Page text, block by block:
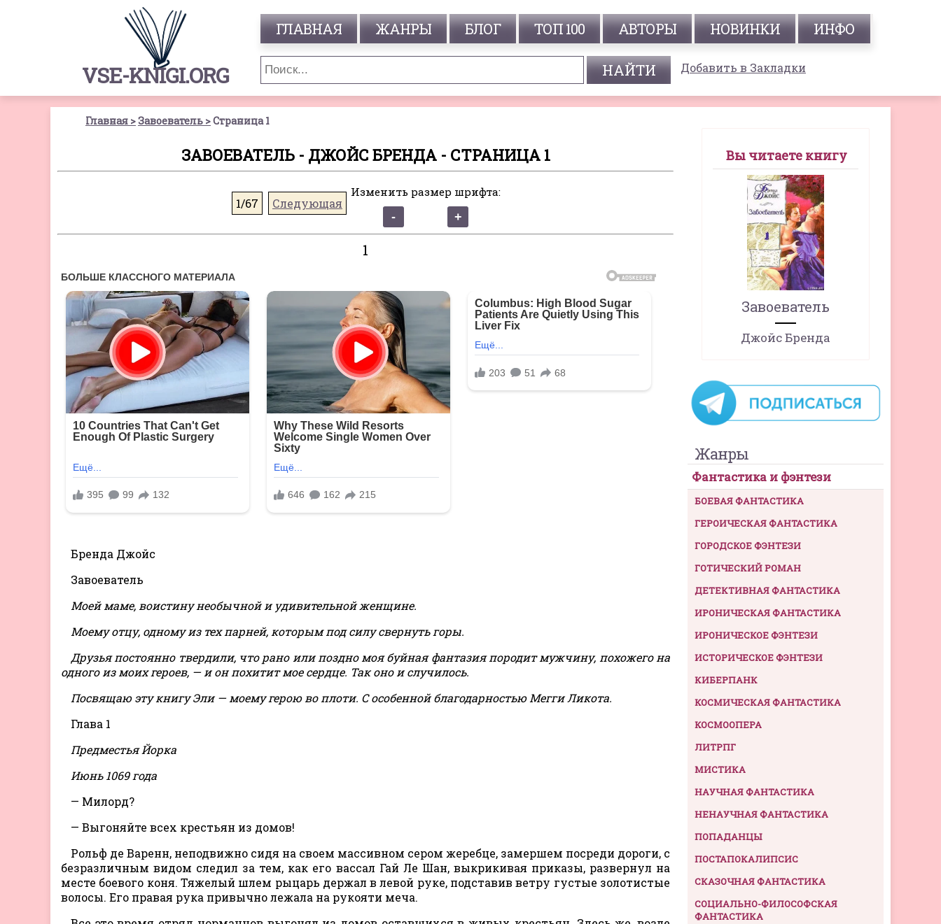
VSE-KNIGI.ORG
ГЛАВНАЯ ЖАНРЫ БЛОГ ТОП 100 АВТОРЫ НОВИНКИ ИНФО
Добавить в Закладки
Главная Завоеватель Страница 1
ЗАВОЕВАТЕЛЬ - ДЖОЙС БРЕНДА - СТРАНИЦА 1
1/67 Следующая
Изменить размер шрифта:
1
Бренда Джойс
Завоеватель
Моей маме, воистину необычной и удивительной женщине.
Моему отцу, одному из тех парней, которым под силу свернуть горы.
Друзья постоянно твердили, что рано или поздно моя буйная фантазия породит мужчину, похожего на
одного из моих героев, — и он похитит мое сердце. Так оно и случилось.
Посвящаю эту книгу Эли — моему герою во плоти. С особенной благодарностью Мегги Ликота.
Глава 1
Предместья Йорка
Июнь 1069 года
— Милорд?
— Выгоняйте всех крестьян из домов!
Рольф де Варенн, неподвижно сидя на своем массивном сером жеребце, замершем посреди дороги, с
безразличным видом следил за тем, как его вассал Гай Ле Шан, выкрикивая приказы, развернул на
месте боевого коня. Тяжелый шлем рыцарь держал в левой руке, подставив ветру густые золотистые
волосы. Его правая рука привычно лежала на рукояти меча.
Вы читаете книгу
Завоеватель
Джойс Бренда
Жанры
Фантастика и фэнтези
БОЕВАЯ ФАНТАСТИКА
ГЕРОИЧЕСКАЯ ФАНТАСТИКА
ГОРОДСКОЕ ФЭНТЕЗИ
ГОТИЧЕСКИЙ РОМАН
ДЕТЕКТИВНАЯ ФАНТАСТИКА
ИРОНИЧЕСКАЯ ФАНТАСТИКА
ИРОНИЧЕСКОЕ ФЭНТЕЗИ
ИСТОРИЧЕСКОЕ ФЭНТЕЗИ
КИБЕРПАНК
КОСМИЧЕСКАЯ ФАНТАСТИКА
КОСМООПЕРА
ЛИТРПГ
МИСТИКА
НАУЧНАЯ ФАНТАСТИКА
НЕНАУЧНАЯ ФАНТАСТИКА
ПОПАДАНЦЫ
ПОСТАПОКАЛИПСИС
СКАЗОЧНАЯ ФАНТАСТИКА
СОЦИАЛЬНО-ФИЛОСОФСКАЯ
ФАНТАСТИКА